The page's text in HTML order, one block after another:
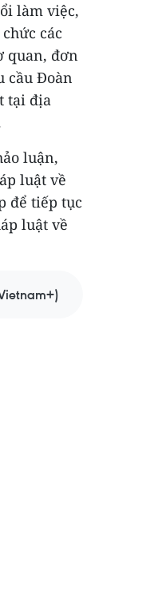
làm việc,
các
quan, đơn
cầu Đoàn
tại địa
luận,
luật về
để tiếp tục
luật về